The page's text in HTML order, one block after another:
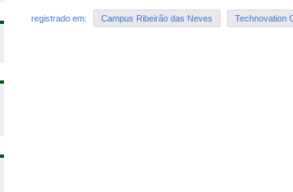
registrado em: Campus Ribeirão das Neves Technovation